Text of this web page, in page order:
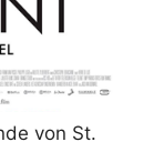
von St.